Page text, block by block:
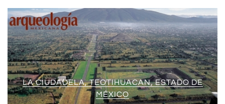
LA CIUDADELA, TEOTIHUACAN, ESTADO DE
MÉXICO